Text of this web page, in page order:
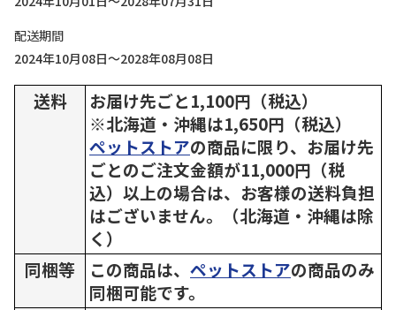
配送期間
2024年10月08日～2028年08月08日
送料
お届け先ごと1,100円（税込）
※北海道・沖縄は1,650円（税込）
ペットストアの商品に限り、お届け先
ごとのご注文金額が11,000円（税
込）以上の場合は、お客様の送料負担
はございません。（北海道・沖縄は除
く）
同梱等
この商品は、 ペットストアの商品のみ
同梱可能です。